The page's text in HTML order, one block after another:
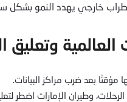
خارجي يهدد النمو بشكل
مؤقتًا بعد ضرب مراكز البيانات.
وطيران الإمارات اضطر